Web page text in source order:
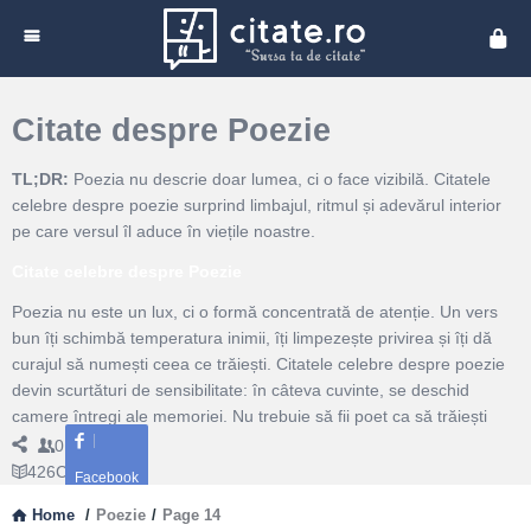
Citate despre Poezie
TL;DR: Poezia nu descrie doar lumea, ci o face vizibilă. Citatele
celebre despre poezie surprind limbajul, ritmul și adevărul interior
pe care versul îl aduce în viețile noastre.
Poezia nu este un lux, ci o formă concentrată de atenție. Un vers
bun îți schimbă temperatura inimii, îți limpezește privirea și îți dă
curajul să numești ceea ce trăiești. Citatele celebre despre poezie
devin scurtături de sensibilitate: în câteva cuvinte, se deschid
camere întregi ale memoriei. Nu trebuie să fii poet ca să trăiești
poetic; e suficient să asculți mai atent, să alegi cuvintele cu grijă și
să accepți că uneori misterul spune mai mult decât analiza
Ea oferă spațiu ambivalenței: pot coexista fragilitatea și forța, dorul
Facebook
0 Followers
426Citate
Home / Poezie / Page 14